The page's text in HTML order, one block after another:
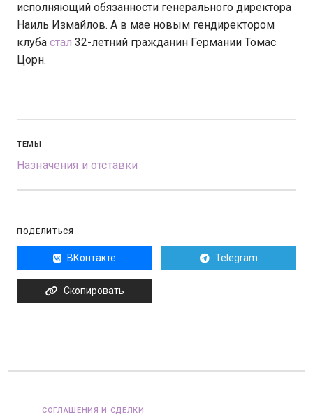
исполняющий обязанности генерального директора
Наиль Измайлов. А в мае новым гендиректором
клуба стал 32-летний гражданин Германии Томас
Цорн.
ТЕМЫ
Назначения и отставки
ПОДЕЛИТЬСЯ
ВКонтакте Telegram
Скопировать
СОГЛАШЕНИЯ И СДЕЛКИ